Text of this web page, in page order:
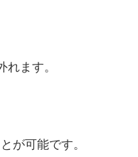
ます。
が可能です。